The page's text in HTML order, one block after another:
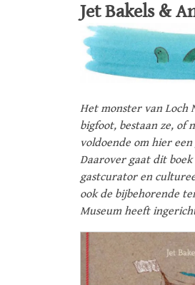
Jet Bakels &
Het monster van Loch
bigfoot, bestaan ze, of
voldoende om hier
Daarover gaat dit
gastcurator en
ook de bijbehorende
Museum heeft